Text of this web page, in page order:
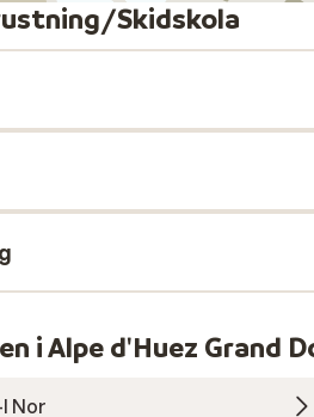
Skidskola
i Alpe d'Huez Grand
Nor